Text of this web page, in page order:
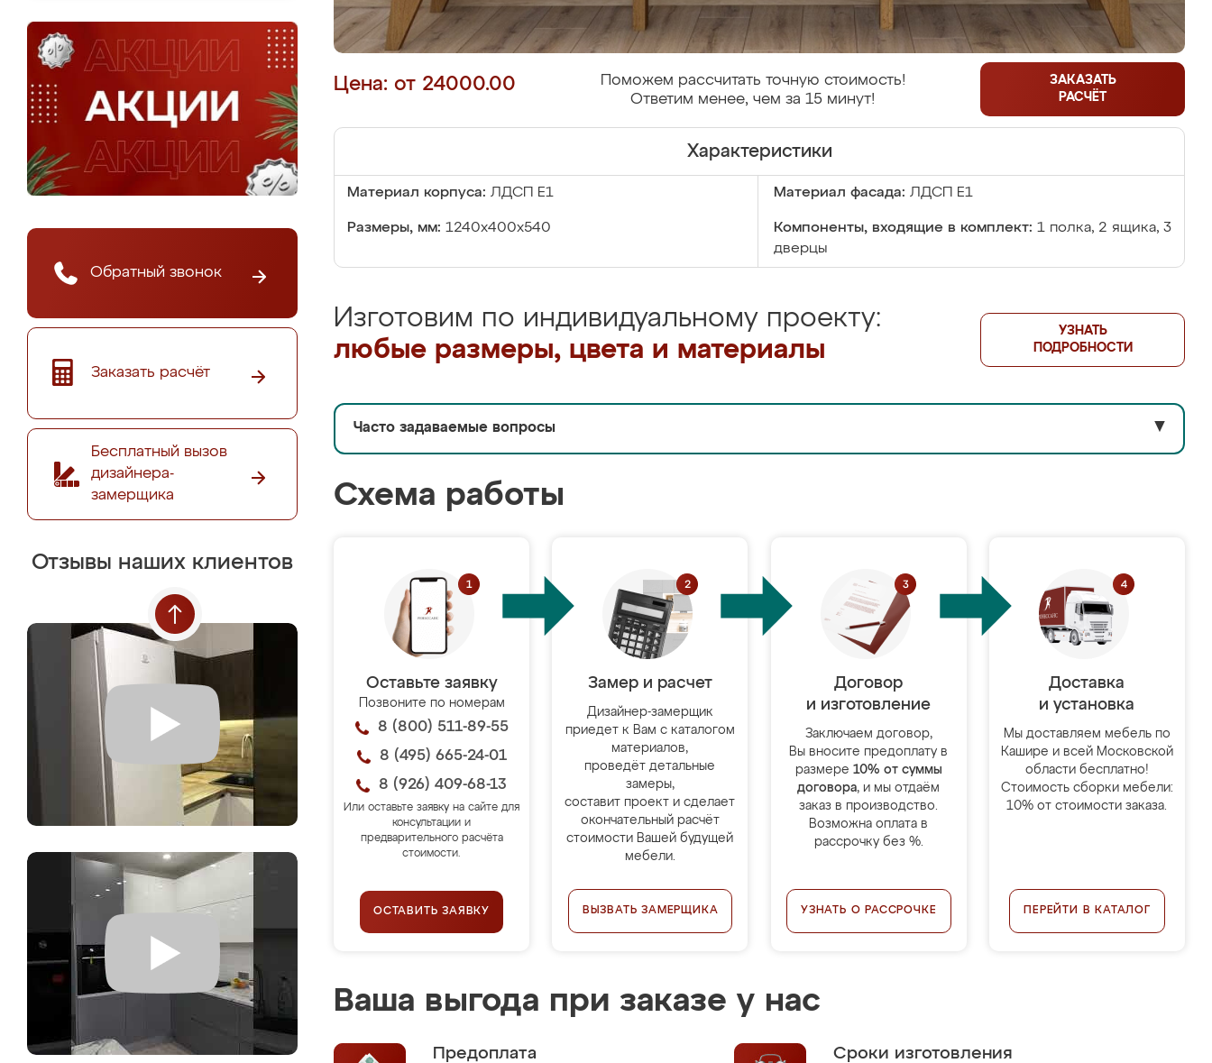
Обратный звонок
Заказать расчёт
Бесплатный вызов
дизайнера-
замерщика
Отзывы наших клиентов
Цена: от 24000.00
Поможем рассчитать точную стоимость!
Ответим менее, чем за 15 минут!
ЗАКАЗАТЬ
РАСЧЁТ
Характеристики
Материал корпуса: ЛДСП Е1 Материал фасада: ЛДСП Е1
Размеры, мм: 1240x400x540 Компоненты, входящие в комплект: 1 полка, 2 ящика, 3
дверцы
Изготовим по индивидуальному проекту:
любые размеры, цвета и материалы
УЗНАТЬ
ПОДРОБНОСТИ
Часто задаваемые вопросы ▼
Схема работы
Оставьте заявку
Позвоните по номерам
8 (800) 511-89-55
8 (495) 665-24-01
8 (926) 409-68-13
Или оставьте заявку на сайте для
консультации и
предварительного расчёта
стоимости.
ОСТАВИТЬ ЗАЯВКУ
Замер и расчет
Дизайнер-замерщик
приедет к Вам с каталогом
материалов,
проведёт детальные
замеры,
составит проект и сделает
окончательный расчёт
стоимости Вашей будущей
мебели.
ВЫЗВАТЬ ЗАМЕРЩИКА
Договор
и изготовление
Заключаем договор,
Вы вносите предоплату в
размере 10% от суммы
договора, и мы отдаём
заказ в производство.
Возможна оплата в
рассрочку без %.
УЗНАТЬ О РАССРОЧКЕ
Доставка
и установка
Мы доставляем мебель по
Кашире и всей Московской
области бесплатно!
Стоимость сборки мебели:
10% от стоимости заказа.
ПЕРЕЙТИ В КАТАЛОГ
Ваша выгода при заказе у нас
Предоплата
Сроки изготовления